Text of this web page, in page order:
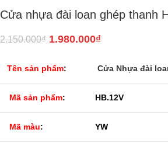
Cửa nhựa đài loan ghép thanh
2.150.000₫ 1.980.000₫
Tên sản phẩm: Cửa Nhựa đài
Mã sản phẩm: HB.12V
Mã màu: YW